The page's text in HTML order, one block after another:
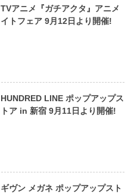
TVアニメ『ガチアクタ』アニメ
イトフェア 9月12日より開催!
HUNDRED LINE ポップアップス
トア in 新宿 9月11日より開催!
ギヴン メガネ ポップアップスト